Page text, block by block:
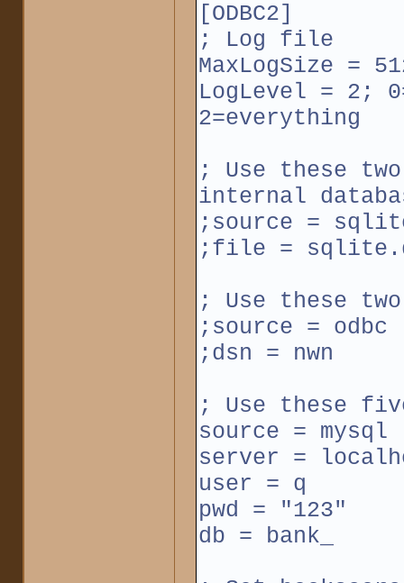
[ODBC2]
; Log file
MaxLogSize =
LogLevel = 2;
2=everything
; Use these
internal
;source =
;file =
; Use these
;source = odbc
;dsn = nwn
; Use these
source = mysql
server =
user = q
pwd = "123"
db = bank_